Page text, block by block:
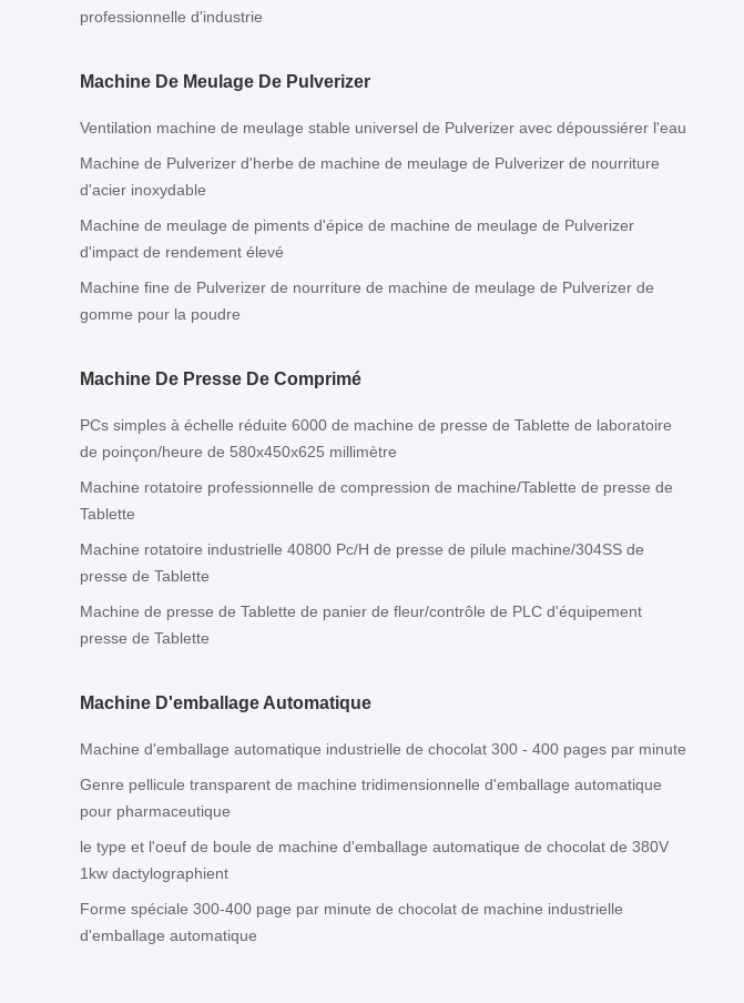
professionnelle d'industrie
Machine De Meulage De Pulverizer
Ventilation machine de meulage stable universel de Pulverizer avec dépoussiérer l'eau
Machine de Pulverizer d'herbe de machine de meulage de Pulverizer de nourriture
d'acier inoxydable
Machine de meulage de piments d'épice de machine de meulage de Pulverizer
d'impact de rendement élevé
Machine fine de Pulverizer de nourriture de machine de meulage de Pulverizer de
gomme pour la poudre
Machine De Presse De Comprimé
PCs simples à échelle réduite 6000 de machine de presse de Tablette de laboratoire
de poinçon/heure de 580x450x625 millimètre
Machine rotatoire professionnelle de compression de machine/Tablette de presse de
Tablette
Machine rotatoire industrielle 40800 Pc/H de presse de pilule machine/304SS de
presse de Tablette
Machine de presse de Tablette de panier de fleur/contrôle de PLC d'équipement
presse de Tablette
Machine D'emballage Automatique
Machine d'emballage automatique industrielle de chocolat 300 - 400 pages par minute
Genre pellicule transparent de machine tridimensionnelle d'emballage automatique
pour pharmaceutique
le type et l'oeuf de boule de machine d'emballage automatique de chocolat de 380V
1kw dactylographient
Forme spéciale 300-400 page par minute de chocolat de machine industrielle
d'emballage automatique